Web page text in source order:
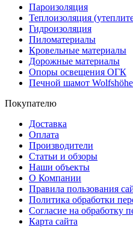
Пароизоляция
Теплоизоляция
Гидроизоляция
Пиломатериалы
Кровельные материалы
Дорожные материалы
Опоры освещения ОГК
Печной шамот
Покупателю
Доставка
Оплата
Производители
Статьи и обзоры
Наши объекты
О Компании
Правила пользования
Политика обработки
Согласие на обработку
Карта сайта